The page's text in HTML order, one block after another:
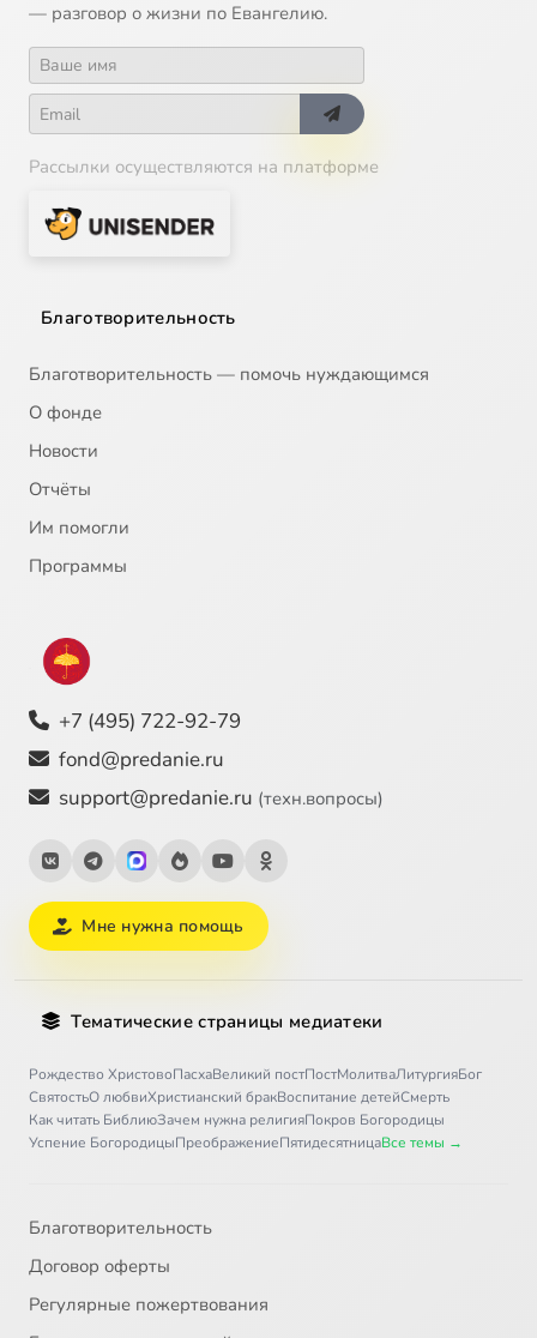
— разговор о жизни по Евангелию.
Рассылки осуществляются на платформе
Благотворительность
Благотворительность — помочь нуждающимся
О фонде
Новости
Отчёты
Им помогли
Программы
+7 (495) 722-92-79
fond@predanie.ru
support@predanie.ru (техн.вопросы)
Мне нужна помощь
Тематические страницы медиатеки
Рождество ХристовоПасхаВеликий постПостМолитваЛитургияБог
СвятостьО любвиХристианский бракВоспитание детейСмерть
Как читать БиблиюЗачем нужна религияПокров Богородицы
Успение БогородицыПреображениеПятидесятницаВсе темы →
Благотворительность
Договор оферты
Регулярные пожертвования